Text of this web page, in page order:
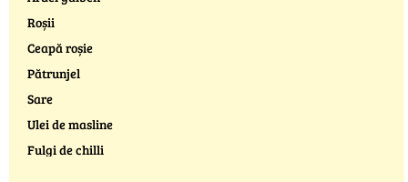
Roșii
Ceapă roșie
Pătrunjel
Sare
Ulei de masline
Fulgi de chilli